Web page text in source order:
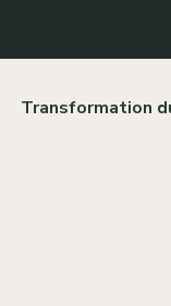
Transformation